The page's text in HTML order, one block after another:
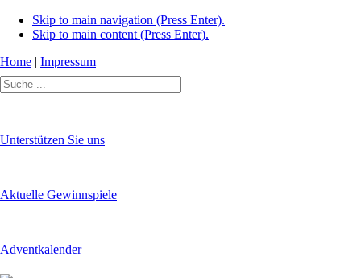
Skip to main navigation (Press Enter).
Skip to main content (Press Enter).
Home | Impressum
Unterstützen Sie uns
Aktuelle Gewinnspiele
Adventkalender